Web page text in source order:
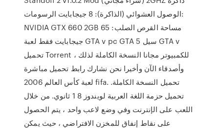
الوصول العشوائي (الذاكرة): 8 جيجابايت الرسومات:
NVIDIA GTX 660 2GB مساحة القرص الصلب: 65
جيجابايت فقط لعبة GTA v pc GTA 5 سيل GTA v
تحميل Torrent للكمبيوتر مجانا النسخة الكاملة لذلك ،
وأصدقاء الآن وأخيرا نحن نشارك رابط تحميل مباشرة
لعبة كأس العالم 2006 fifa. تحميل النسخة الكاملة.
تحميل حزمة اللغة العربية لويندوز 8 1 ثانوي. من خلال
اللعب على الإنترنت وفي وضع لاعب واحد ، يتم الحصول
على نقاط إنفاق للمخزن الافتراضي ، حيث يمكن